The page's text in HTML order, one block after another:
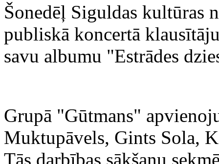
Šonedēļ Siguldas kultūras
publiskā koncertā
savu albumu "Estrādes
Grupā "Gūtmans"
Muktupāvels, Gints Sola,
Tās darbības sākšanu